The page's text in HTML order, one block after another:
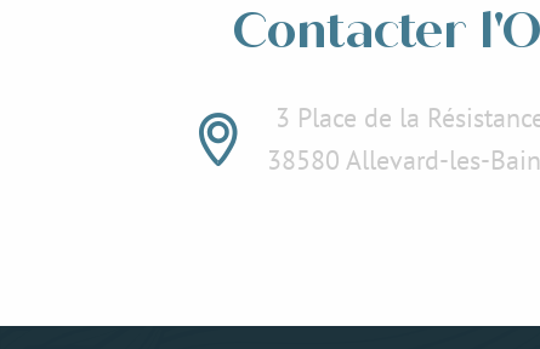
Contacter
3 Place de la
38580 Allevard-les-